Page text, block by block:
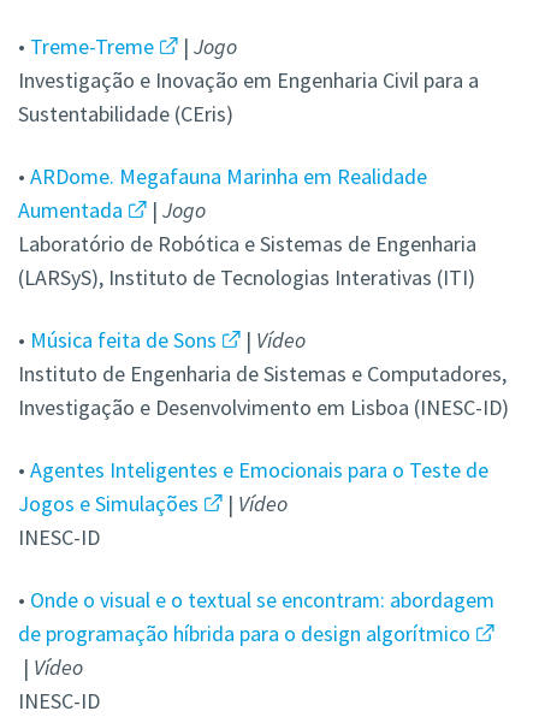
• Treme-Treme | Jogo
Investigação e Inovação em Engenharia Civil para a
Sustentabilidade (CEris)
• ARDome. Megafauna Marinha em Realidade
Aumentada
| Jogo
Laboratório de Robótica e Sistemas de Engenharia
(LARSyS), Instituto de Tecnologias Interativas (ITI)
• Música feita de Sons | Vídeo
Instituto de Engenharia de Sistemas e Computadores,
Investigação e Desenvolvimento em Lisboa (INESC-ID)
• Agentes Inteligentes e Emocionais para o Teste de
Jogos e Simulações
| Vídeo
INESC-ID
• Onde o visual e o textual se encontram: abordagem
de programação híbrida para o design algorítmico
| Vídeo
INESC-ID